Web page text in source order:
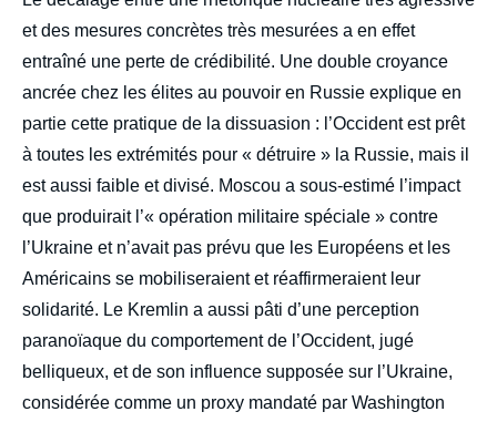
et des mesures concrètes très mesurées a en effet
entraîné une perte de crédibilité. Une double croyance
ancrée chez les élites au pouvoir en Russie explique en
partie cette pratique de la dissuasion : l’Occident est prêt
à toutes les extrémités pour « détruire » la Russie, mais il
est aussi faible et divisé. Moscou a sous-estimé l’impact
que produirait l’« opération militaire spéciale » contre
l’Ukraine et n’avait pas prévu que les Européens et les
Américains se mobiliseraient et réaffirmeraient leur
solidarité. Le Kremlin a aussi pâti d’une perception
paranoïaque du comportement de l’Occident, jugé
belliqueux, et de son influence supposée sur l’Ukraine,
considérée comme un proxy mandaté par Washington